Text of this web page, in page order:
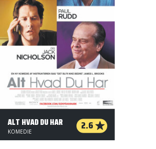
ALT HVAD DU HAR 2.6
KOMEDIE